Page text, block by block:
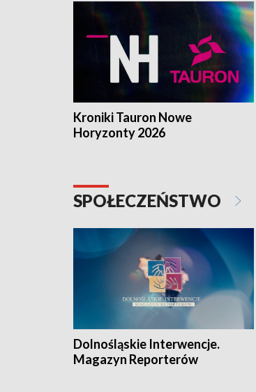
Kroniki Tauron Nowe
Horyzonty 2026
SPOŁECZEŃSTWO
Dolnośląskie Interwencje.
Magazyn Reporterów